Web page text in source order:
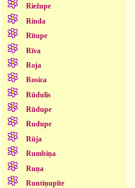
Riežupe
Rinda
Rītupe
Rīva
Roja
Rosica
Rūdulis
Rūdupe
Rudupe
Rūja
Rumbiņa
Ruņa
Runtiņupīte